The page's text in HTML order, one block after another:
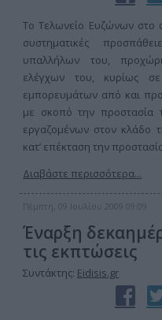
Το Τελωνείο Ευζώνων στο
συστηματικές
υπαλλήλων του,
ελέγχων του, κυρίως
εμπορευμάτων από και
με σκοπό την προστασία
εργαζομένων στον κλάδο
κατ’ επέκταση την
Διαβάστε περισσότερα...
Πέμπτη, 09 Ιουλίου 2009 09:09
Έναρξη
τις εκπτώσεις
Συντάκτης: Eidisis.gr